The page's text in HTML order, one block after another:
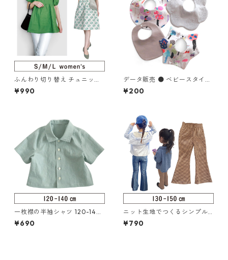
ふんわり切り替え チュニック
／ワンピース SML（124-085-
5）
¥990
データ販売 ● ベビースタイ型
紙４種セット
¥200
一枚襟の半袖シャツ 120-140
（117-002-3）
¥690
ニット生地でつくるシンプル
フレアパンツ 130-150（222-
080-4）
¥790